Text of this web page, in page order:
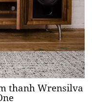
thanh Wrensilva